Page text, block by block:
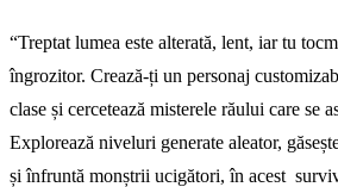
“Treptat lumea este alterată, lent, iar tu
îngrozitor. Crează-ți un personaj
clase și cercetează misterele răului care se
Explorează niveluri generate aleator,
și înfruntă monștrii ucigători, în acest